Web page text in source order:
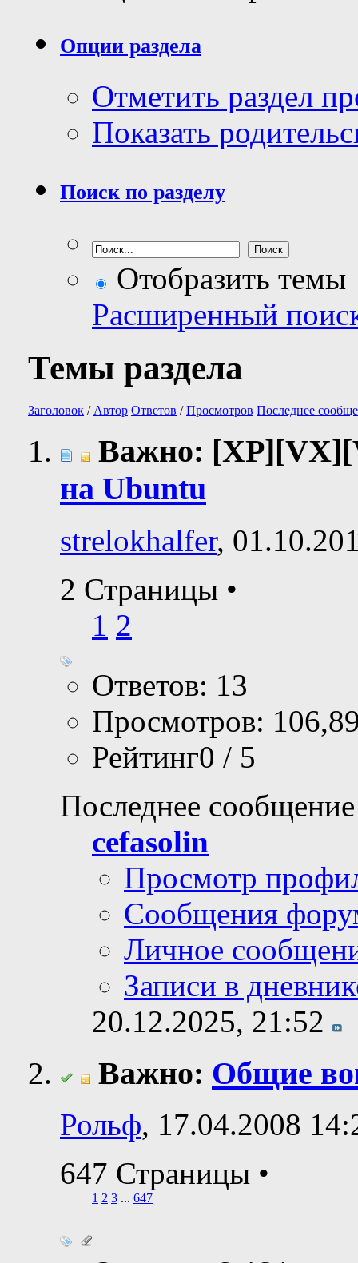
Опции раздела
Отметить раздел
Показать
Поиск по разделу
Отобразить темы
Расширенный
Темы раздела
Заголовок / Автор Ответов /Просмотров Последнее
Важно:
на Ubuntu
strelokhalfer,
2 Страницы •
1 2
Ответов: 13
Просмотров:
Рейтинг0 / 5
Последнее
cefasolin
Просмотр
Сообщения
Личное
Записи в
20.12.2025, 21:52
Важно: Общие
Рольф, 17.04.2008
647 Страницы •
1 2 3 ... 647